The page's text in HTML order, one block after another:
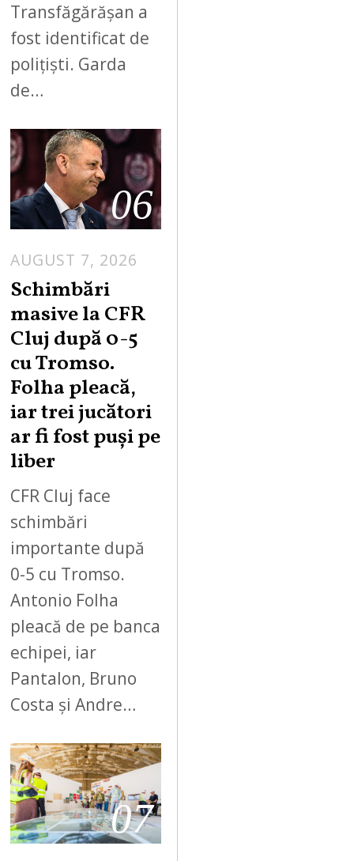
Transfăgărășan a
fost identificat de
polițiști. Garda
de…
06
AUGUST 7, 2026
Schimbări
masive la CFR
Cluj după 0-5
cu Tromso.
Folha pleacă,
iar trei jucători
ar fi fost puși pe
liber
CFR Cluj face
schimbări
importante după
0-5 cu Tromso.
Antonio Folha
pleacă de pe banca
echipei, iar
Pantalon, Bruno
Costa și Andre…
07